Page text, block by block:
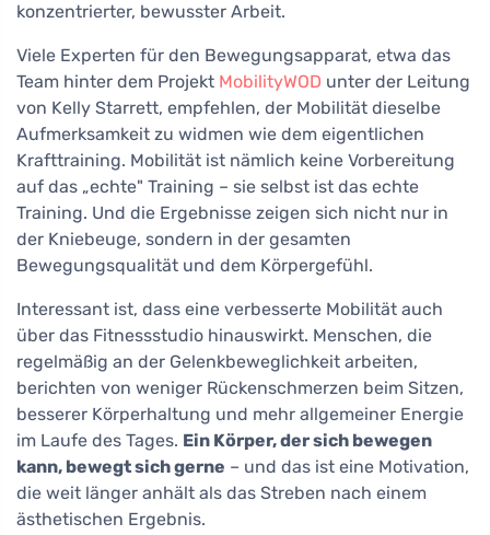
konzentrierter, bewusster Arbeit.
Viele Experten für den Bewegungsapparat, etwa das
Team hinter dem Projekt MobilityWOD unter der Leitung
von Kelly Starrett, empfehlen, der Mobilität dieselbe
Aufmerksamkeit zu widmen wie dem eigentlichen
Krafttraining. Mobilität ist nämlich keine Vorbereitung
auf das „echte" Training – sie selbst ist das echte
Training. Und die Ergebnisse zeigen sich nicht nur in
der Kniebeuge, sondern in der gesamten
Bewegungsqualität und dem Körpergefühl.
Interessant ist, dass eine verbesserte Mobilität auch
über das Fitnessstudio hinauswirkt. Menschen, die
regelmäßig an der Gelenkbeweglichkeit arbeiten,
berichten von weniger Rückenschmerzen beim Sitzen,
besserer Körperhaltung und mehr allgemeiner Energie
im Laufe des Tages. Ein Körper, der sich bewegen
kann, bewegt sich gerne – und das ist eine Motivation,
die weit länger anhält als das Streben nach einem
ästhetischen Ergebnis.